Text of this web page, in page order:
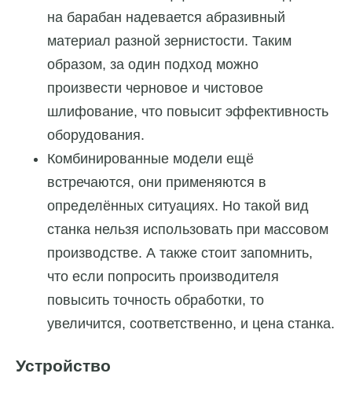
на барабан надевается абразивный
материал разной зернистости. Таким
образом, за один подход можно
произвести черновое и чистовое
шлифование, что повысит эффективность
оборудования.
Комбинированные модели ещё
встречаются, они применяются в
определённых ситуациях. Но такой вид
станка нельзя использовать при массовом
производстве. А также стоит запомнить,
что если попросить производителя
повысить точность обработки, то
увеличится, соответственно, и цена станка.
Устройство